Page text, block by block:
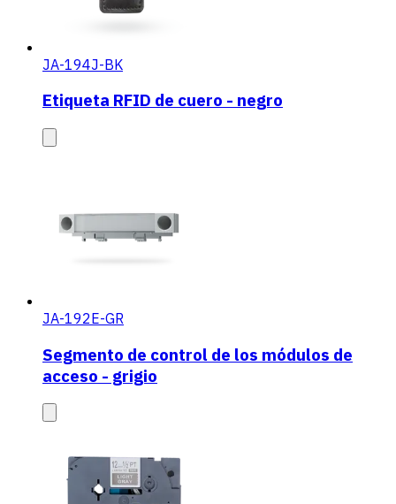
JA-194J-BK
Etiqueta RFID de cuero - negro
JA-192E-GR
Segmento de control de los módulos de
acceso - grigio